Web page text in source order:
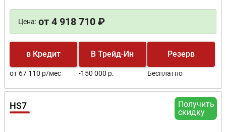
Цена: от 4 918 710 ₽
в Кредит
от 67 110 р/мес
В Трейд-Ин
-150 000 р.
Резерв
Бесплатно
Получить
скидку
HS7